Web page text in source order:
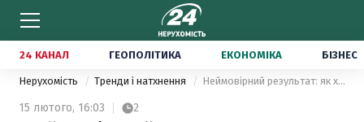
24 КАНАЛ ГЕОПОЛІТИКА ЕКОНОМІКА БІЗНЕС
Нерухомість Тренди і натхнення Неймовірний результат: як хлопець переоблаштував причіп для коней на затишне односпальне житло
15 лютого, 16:03 2